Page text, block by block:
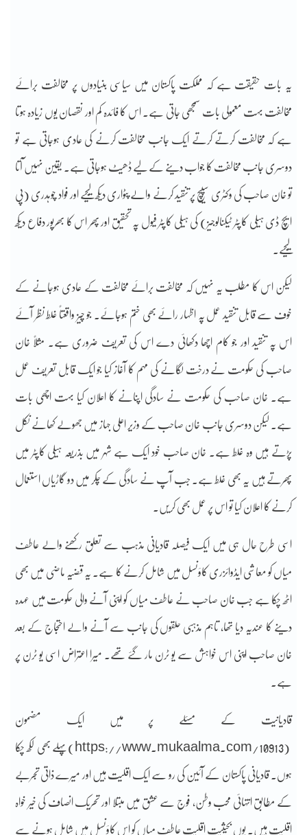
یہ بات حقیقت ہے کہ مملکت پاکستان میں سیاسی بنیادوں پر مخالفت برائے
مخالفت بہت معمولی بات سمجھی جاتی ہے۔ اس کا فائدہ کم اور نقصان یوں زیادہ ہوتا
ہے کہ مخالفت کرتے کرتے ایک جانب مخالفت کرنے کی عادی ہوجاتی ہے تو
دوسری جانب مخالفت کا جواب دینے کے لیے ڈھیٹ ہوجاتی ہے۔ یقین نہیں آتا
تو خان صاحب کی وکٹری سپیچ پر تنقید کرنے والے پٹواری دیکھ لیجیے اور فواد چوہدری (پی
ایچ ڈی ہیلی کاپٹر ٹیکنالوجیز) کی ہیلی کاپٹر فیول پہ تحقیق اور پھر اس کا بھرپور دفاع دیکھ
لیجیے۔
لیکن اس کا مطلب یہ نہیں کہ مخالفت برائے مخالفت کے عادی ہوجانے کے
خوف سے قابل تنقید عمل پہ اظہار رائے بھی ختم ہوجائے۔ جو چیز واقعتاً غلط نظر آئے
اس پہ تنقید اور جو کام اچھا دکھائی دے اس کی تعریف ضروری ہے۔ مثلاً خان
صاحب کی حکومت نے درخت لگانے کی مہم کا آغاز کیا جو ایک قابل تعریف عمل
ہے۔ خان صاحب کی حکومت نے سادگی اپنانے کا اعلان کیا بہت اچھی بات
ہے۔ لیکن دوسری جانب خان صاحب کے وزیر اعلی جہاز میں جھولے کھانے نکل
پڑتے ہیں وہ غلط ہے۔ خان صاحب خود ایک ہے شہر میں بذریعہ ہیلی کاپٹر میں
پھرتے ہیں یہ بھی غلط ہے۔ جب آپ نے سادگی کے چکر میں دو گاڑیاں استعمال
کرنے کا اعلان کیا تو اس پر عمل بھی کریں۔
اسی طرح حال ہی میں ایک فیصلہ قادیانی مذہب سے تعلق رکھنے والے عاطف
میاں کو معاشی ایڈوائزری کاؤنسل میں شامل کرنے کا ہے۔ یہ قضیہ ماضی میں بھی
اٹھ چکا ہے جب خان صاحب نے عاطف میاں کو اپنی آنے والی حکومت میں عہدہ
دینے کا عندیہ دیا تھا، تاہم مذہبی حلقوں کی جانب سے آنے والے احتجاج کے بعد
خان صاحب اپنی اس خواہش سے یو ٹرن مار گئے تھے۔ میرا اعتراض اسی یو ٹرن پر
ہے۔
قادیانیت کے مسئلے پر میں ایک مضمون
(https://www.mukaalma.com/10913) پہلے بھی لکھ چکا
ہوں۔ قادیانی پاکستان کے آئین کی رو سے ایک اقلیت ہیں اور میرے ذاتی تجربے
کے مطابق انتہائی محب وطن، فوج سے عشق میں مبتلا اور تحریک انصاف کی خیر خواہ
اقلیت ہیں۔ یوں بحیثیت اقلیت عاطف میاں کو اس کاؤنسل میں شامل ہونے سے